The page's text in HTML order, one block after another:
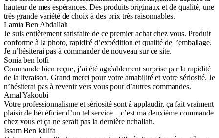
hauteur de mes espérances. Des produits originaux et de qualité, une
très grande variété de choix à des prix très raisonnables.
Lamia Ben Abdallah
Je suis entièrement satisfaite de ce premier achat chez vous. Produit
conforme à la photo, rapidité d’expédition et qualité de l’emballage.
Je n’hésiterai pas à commander de nouveau sur ce site.
Sonia ben lotfi
Commande bien reçue, j’ai été agréablement surprise par la rapidité
de la livraison. Grand merci pour votre amabilité et votre sériosité. Je
n’hésiterai pas à revenir vers vous pour d’autres commandes.
Amal Yakoubi
Votre professionnalisme et sériosité sont à applaudir, ça fait vraiment
plaisir de bénéficier d’un tel service…c’est ma deuxième commande
chez vous et ça ne serait pas la dernière nchallah.
Issam Ben khlifa